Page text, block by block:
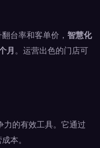
台率和客单价， 智慧化
月 。运营出色的门店可
的有效工具。它通过
本。